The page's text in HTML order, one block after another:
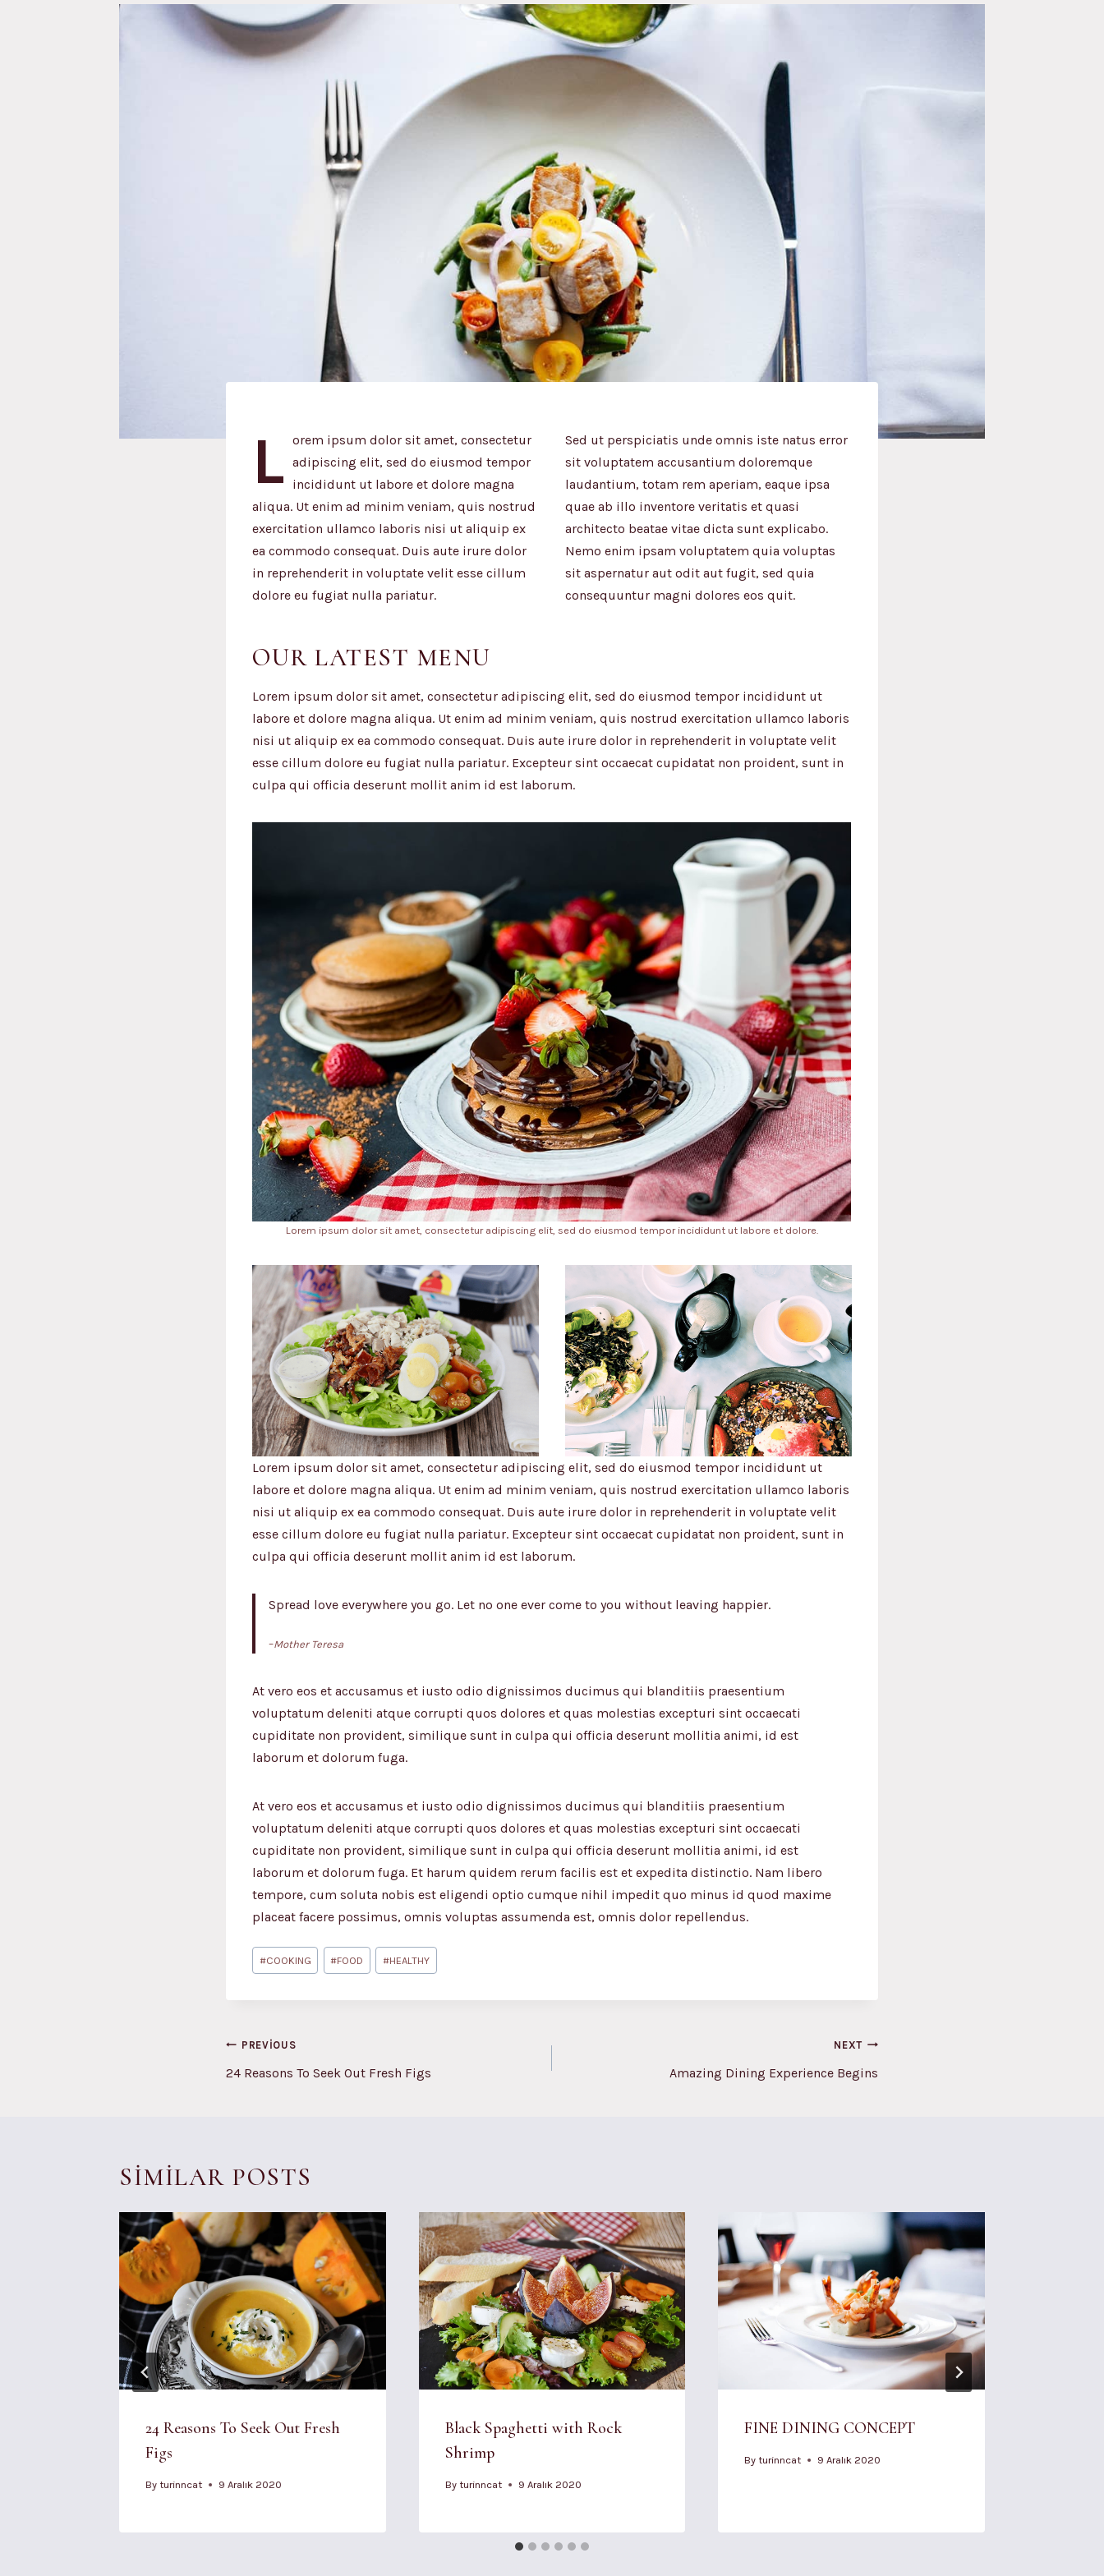
L orem ipsum dolor sit amet, consectetur
adipiscing elit, sed do eiusmod tempor
incididunt ut labore et dolore magna
aliqua. Ut enim ad minim veniam, quis nostrud
exercitation ullamco laboris nisi ut aliquip ex
ea commodo consequat. Duis aute irure dolor
in reprehenderit in voluptate velit esse cillum
dolore eu fugiat nulla pariatur.
Sed ut perspiciatis unde omnis iste natus error
sit voluptatem accusantium doloremque
laudantium, totam rem aperiam, eaque ipsa
quae ab illo inventore veritatis et quasi
architecto beatae vitae dicta sunt explicabo.
Nemo enim ipsam voluptatem quia voluptas
sit aspernatur aut odit aut fugit, sed quia
consequuntur magni dolores eos quit.
OUR LATEST MENU
Lorem ipsum dolor sit amet, consectetur adipiscing elit, sed do eiusmod tempor incididunt ut
labore et dolore magna aliqua. Ut enim ad minim veniam, quis nostrud exercitation ullamco laboris
nisi ut aliquip ex ea commodo consequat. Duis aute irure dolor in reprehenderit in voluptate velit
esse cillum dolore eu fugiat nulla pariatur. Excepteur sint occaecat cupidatat non proident, sunt in
culpa qui officia deserunt mollit anim id est laborum.
Lorem ipsum dolor sit amet, consectetur adipiscing elit, sed do eiusmod tempor incididunt ut labore et dolore.
Lorem ipsum dolor sit amet, consectetur adipiscing elit, sed do eiusmod tempor incididunt ut
labore et dolore magna aliqua. Ut enim ad minim veniam, quis nostrud exercitation ullamco laboris
nisi ut aliquip ex ea commodo consequat. Duis aute irure dolor in reprehenderit in voluptate velit
esse cillum dolore eu fugiat nulla pariatur. Excepteur sint occaecat cupidatat non proident, sunt in
culpa qui officia deserunt mollit anim id est laborum.
Spread love everywhere you go. Let no one ever come to you without leaving happier.
–Mother Teresa
At vero eos et accusamus et iusto odio dignissimos ducimus qui blanditiis praesentium
voluptatum deleniti atque corrupti quos dolores et quas molestias excepturi sint occaecati
cupiditate non provident, similique sunt in culpa qui officia deserunt mollitia animi, id est
laborum et dolorum fuga.
At vero eos et accusamus et iusto odio dignissimos ducimus qui blanditiis praesentium
voluptatum deleniti atque corrupti quos dolores et quas molestias excepturi sint occaecati
cupiditate non provident, similique sunt in culpa qui officia deserunt mollitia animi, id est
laborum et dolorum fuga. Et harum quidem rerum facilis est et expedita distinctio. Nam libero
tempore, cum soluta nobis est eligendi optio cumque nihil impedit quo minus id quod maxime
placeat facere possimus, omnis voluptas assumenda est, omnis dolor repellendus.
Post
Tags:
#COOKING #FOOD #HEALTHY
YAZI
GEZINMESI
PREVIOUS
24 Reasons To Seek Out Fresh Figs
NEXT
Amazing Dining Experience Begins
SIMILAR POSTS
24 Reasons To Seek Out Fresh
Figs
By turinncat 9 Aralık 2020
Black Spaghetti with Rock
Shrimp
By turinncat 9 Aralık 2020
FINE DINING CONCEPT
By turinncat 9 Aralık 2020